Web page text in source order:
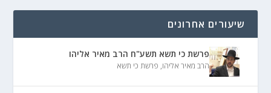
שיעורים אחרונים
פרשת כי תשא תשע"ח הרב מאיר אליהו
הרב מאיר אליהו, פרשת כי תשא